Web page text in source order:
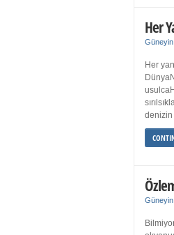
Her
Güneyin
Her
Güneyin